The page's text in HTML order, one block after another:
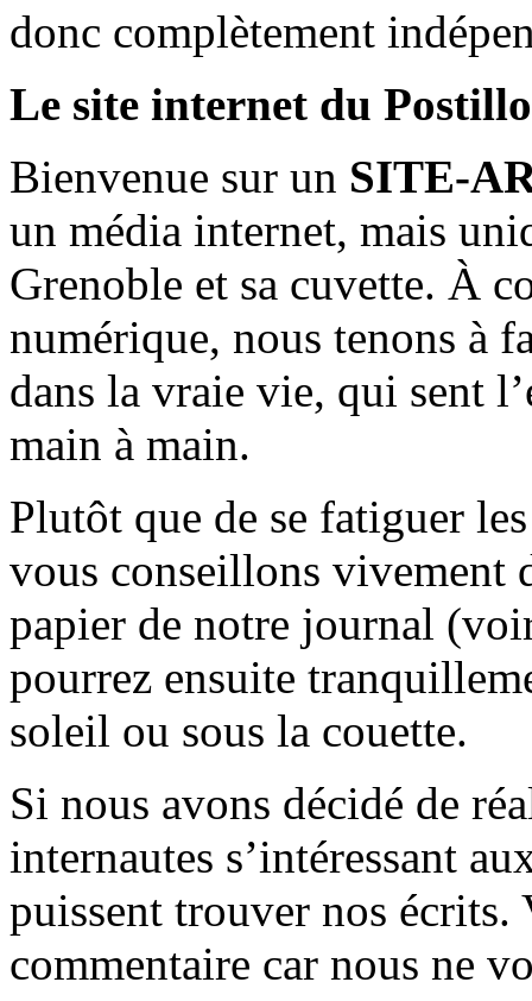
donc complètement
Le site internet du
Bienvenue sur un SITE-
un média internet, mais
Grenoble et sa cuvette. À
numérique, nous tenons à
dans la vraie vie, qui sent
main à main.
Plutôt que de se fatiguer
vous conseillons vivement
papier de notre journal
pourrez ensuite
soleil ou sous la couette.
Si nous avons décidé de
internautes s’intéressant
puissent trouver nos écrits.
commentaire car nous ne